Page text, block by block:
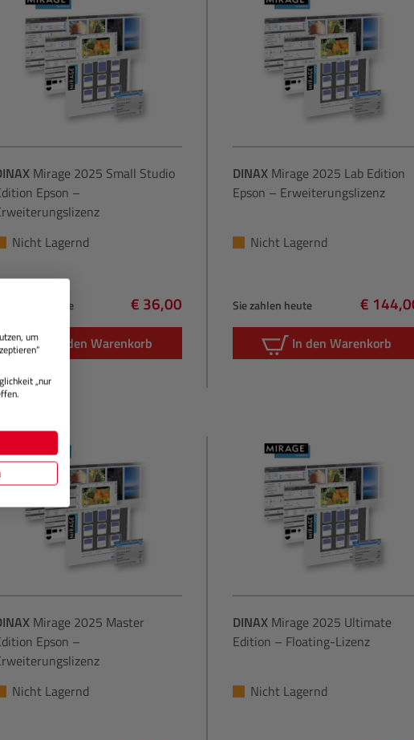
Mirage 2025 Small Studio
Epson –
Nicht Lagernd
Sie zahlen heute
Regulärer Preis:
€ 36,00
In den Warenkorb
DINAX Mirage 2025 Lab Edition
Epson – Erweiterungslizenz
Nicht Lagernd
Sie zahlen heute €
In den Warenkorb
Mirage 2025 Master
Epson –
Nicht Lagernd
DINAX Mirage 2025 Ultimate
Edition – Floating-Lizenz
Nicht Lagernd
um
„nur